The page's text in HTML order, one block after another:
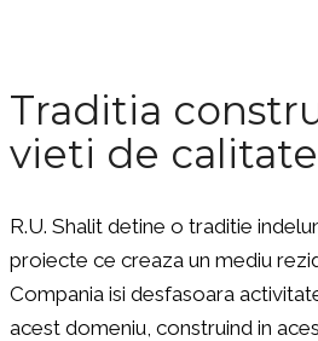
Traditia
vieti de
R.U. Shalit detine o traditie
proiecte ce creaza un mediu
Compania isi desfasoara
acest domeniu, construind in